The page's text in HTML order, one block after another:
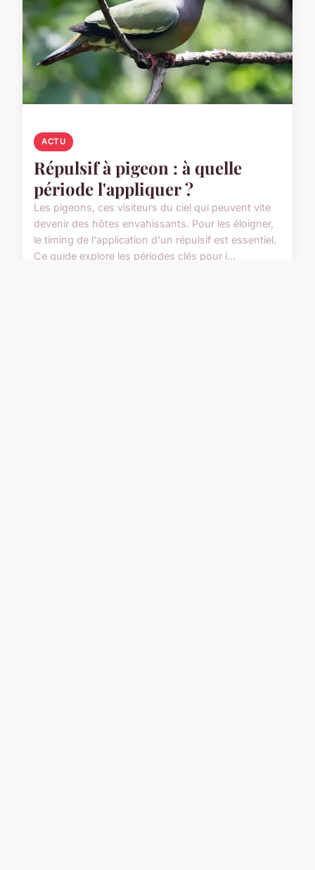
ACTU
Répulsif à pigeon : à quelle
période l'appliquer ?
Les pigeons, ces visiteurs du ciel qui peuvent vite
devenir des hôtes envahissants. Pour les éloigner,
le timing de l'application d'un répulsif est essentiel.
Ce guide explore les périodes clés pour i...